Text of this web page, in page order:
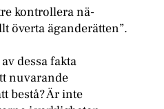
kontrollera nä-
överta äganderätten”.
dessa fakta
nuvarande
bestå? Är inte